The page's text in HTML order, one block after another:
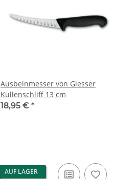
Ausbeinmesser von Giesser
Kullenschliff 13 cm
18,95 € *
AUF LAGER